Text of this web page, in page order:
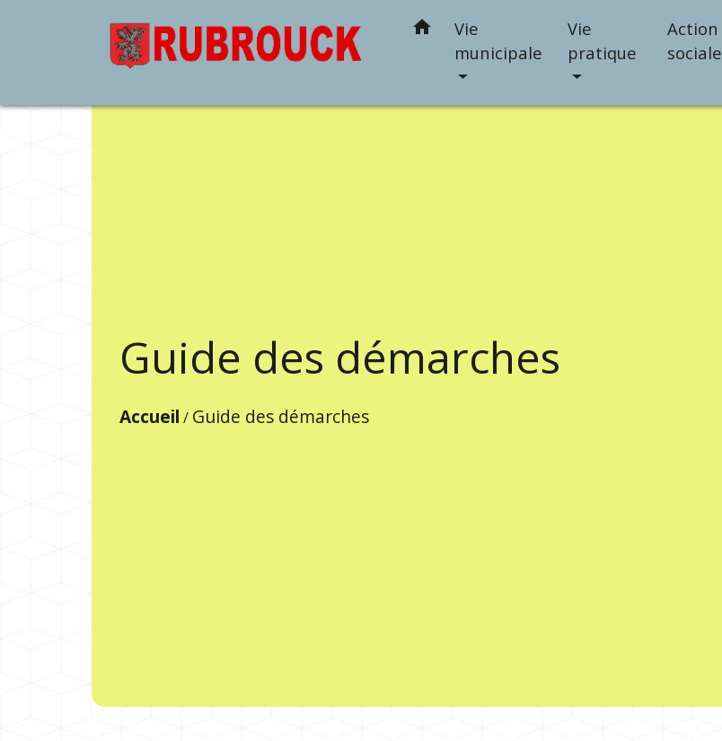
home
Vie
municipale
Vie
pratique
Action
sociale
Guide des démarches
Accueil / Guide des démarches